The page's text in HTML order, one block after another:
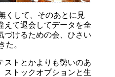
くして、そのあとに見
えて退会してデータを全
づけるための会、ひさい
た。
ストとかよりも勢いのあ
ストックオプションと生